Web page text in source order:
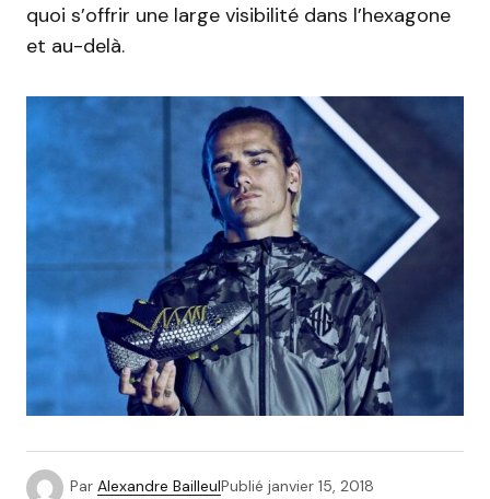
quoi s’offrir une large visibilité dans l’hexagone
et au-delà.
Par Alexandre BailleulPublié janvier 15, 2018